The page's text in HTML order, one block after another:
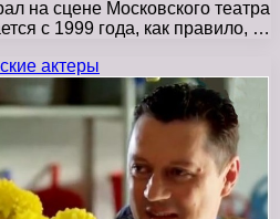
на сцене Московского театра
с 1999 года, как правило, …
актеры